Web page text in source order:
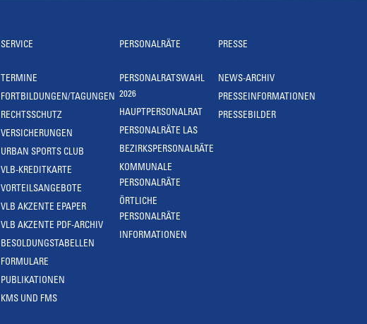
SERVICE
TERMINE
FORTBILDUNGEN/TAGUNGEN
RECHTSSCHUTZ
VERSICHERUNGEN
URBAN SPORTS CLUB
VLB-KREDITKARTE
VORTEILSANGEBOTE
VLB AKZENTE EPAPER
VLB AKZENTE PDF-ARCHIV
BESOLDUNGSTABELLEN
FORMULARE
PUBLIKATIONEN
KMS UND FMS
PERSONALRÄTE
PERSONALRATSWAHL
2026
HAUPTPERSONALRAT
PERSONALRÄTE LAS
BEZIRKSPERSONALRÄTE
KOMMUNALE
PERSONALRÄTE
ÖRTLICHE
PERSONALRÄTE
INFORMATIONEN
PRESSE
NEWS-ARCHIV
PRESSEINFORMATIONEN
PRESSEBILDER